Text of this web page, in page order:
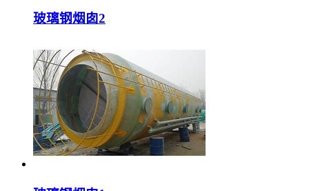
玻璃钢烟囱2